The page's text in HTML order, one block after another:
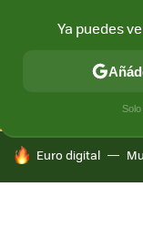
CONECTIVIDAD
HOY SE HABLA DE
Euro digital
Ya puedes